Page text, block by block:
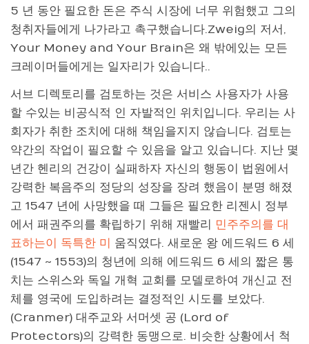
5 년 동안 필요한 돈은 주식 시장에 너무 위험했고 그의
청취자들에게 나가라고 촉구했습니다.Zweig의 저서,
Your Money and Your Brain은 왜 밖에있는 모든
크레이머들에게는 일자리가 있습니다..
서브 디렉토리를 검토하는 것은 서비스 사용자가 사용
할 수있는 비공식적 인 자발적인 위치입니다. 우리는 사
회자가 취한 조치에 대해 책임을지지 않습니다. 검토는
약간의 작업이 필요할 수 있음을 알고 있습니다. 지난 몇
년간 헨리의 건강이 실패하자 자신의 행동이 법원에서
강력한 복음주의 정당의 성장을 장려 했음이 분명 해졌
고 1547 년에 사망했을 때 그들은 필요한 리젠시 정부
에서 패권주의를 확립하기 위해 재빨리 민주주의를 대
표하는이 독특한 미 움직였다. 새로운 왕 에드워드 6 세
(1547 ~ 1553)의 청년에 의해 에드워드 6 세의 짧은 통
치는 스위스와 독일 개혁 교회를 모델로하여 개신교 전
체를 영국에 도입하려는 결정적인 시도를 보았다.
(Cranmer) 대주교와 서머셋 공 (Lord of
Protectors)의 강력한 동맹으로. 비슷한 상황에서 척